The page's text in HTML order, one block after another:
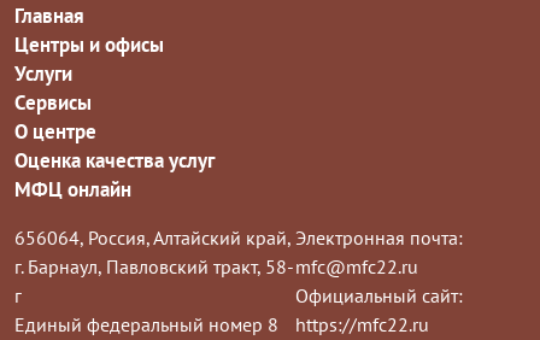
Главная
Центры и офисы
Услуги
Сервисы
О центре
Оценка качества услуг
МФЦ онлайн
656064, Россия, Алтайский край,
г. Барнаул, Павловский тракт, 58-
г
Единый федеральный номер 8
Электронная почта:
mfc@mfc22.ru
Официальный сайт:
https://mfc22.ru